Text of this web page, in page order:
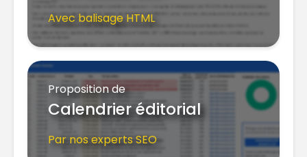
Avec balisage HTML
Proposition de
Calendrier éditorial
Par nos experts SEO